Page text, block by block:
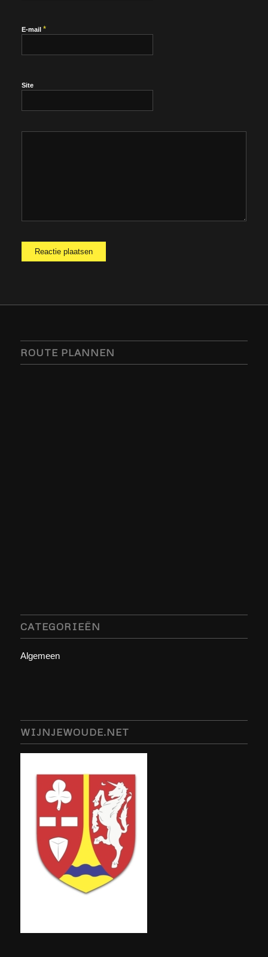
E-mail *
Site
ROUTE PLANNEN
CATEGORIEËN
Algemeen
WIJNJEWOUDE.NET